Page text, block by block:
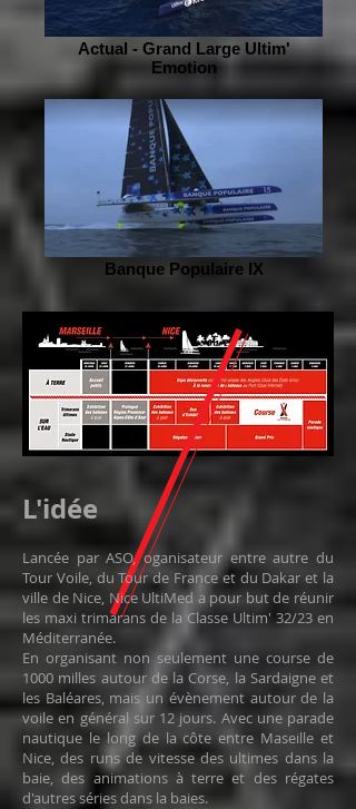
Actual - Grand Large Ultim'
Emotion
Banque Populaire IX
L'idée
Lancée par ASO, oganisateur entre autre du
Tour Voile, du Tour de France et du Dakar et la
ville de Nice, Nice UltiMed a pour but de réunir
les maxi trimarans de la Classe Ultim' 32/23 en
Méditerranée.
En organisant non seulement une course de
1000 milles autour de la Corse, la Sardaigne et
les Baléares, mais un évènement autour de la
voile en général sur 12 jours. Avec une parade
nautique le long de la côte entre Maseille et
Nice, des runs de vitesse des ultimes dans la
baie, des animations à terre et des régates
d'autres séries dans la baies.